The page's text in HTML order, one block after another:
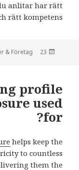
anlitar har rätt
rätt kompetens.
den
23 Maj, 2023
& Företag
profile
used
for?
helps keep the
to countless
them the